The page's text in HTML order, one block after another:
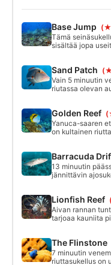
Base Jump
Tämä
sisältää jopa
yhdistelmän eri
Sand Patch
Vain 5 minuutin
riutassa olevan
pohjalla 12 ja 18
sukeltajat voivat
ruokailua!
Golden Reef
Yanuca-saaren
on kultainen
ja matka rannalta
alkaa matalalta
syvyyteen.
Barracuda
13 minuutin
jännittävin
tekee siitä
metriä.
Lionfish Reef
Aivan rannan
tarjoaa kauniita
täällä
The Flinstone
7 minuutin
riuttasukellus on